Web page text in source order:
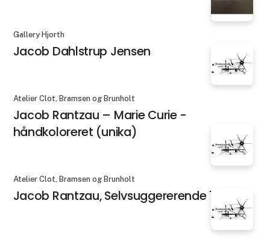
Gallery Hjorth
Jacob Dahlstrup Jensen
Atelier Clot, Bramsen og Brunholt
Jacob Rantzau – Marie Curie -
håndkoloreret (unika)
Atelier Clot, Bramsen og Brunholt
Jacob Rantzau, Selvsuggererende 1